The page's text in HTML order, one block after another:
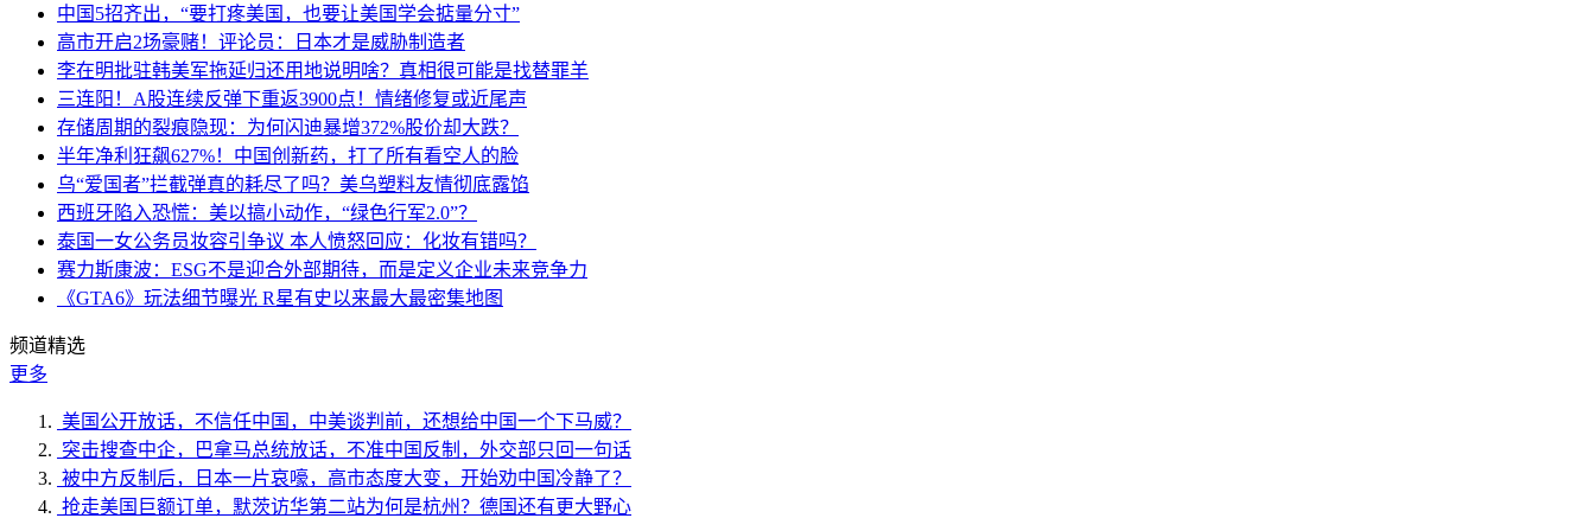
中国5招齐出，“要打疼美国，也要让美国学会掂量分寸”
高市开启2场豪赌！评论员：日本才是威胁制造者
李在明批驻韩美军拖延归还用地说明啥？真相很可能是找替罪羊
三连阳！A股连续反弹下重返3900点！情绪修复或近尾声
存储周期的裂痕隐现：为何闪迪暴增372%股价却大跌？
半年净利狂飙627%！中国创新药，打了所有看空人的脸
乌“爱国者”拦截弹真的耗尽了吗？美乌塑料友情彻底露馅
西班牙陷入恐慌：美以搞小动作，“绿色行军2.0”？
泰国一女公务员妆容引争议 本人愤怒回应：化妆有错吗？
赛力斯康波：ESG不是迎合外部期待，而是定义企业未来竞争力
《GTA6》玩法细节曝光 R星有史以来最大最密集地图
频道精选
更多
美国公开放话，不信任中国，中美谈判前，还想给中国一个下马威？
突击搜查中企，巴拿马总统放话，不准中国反制，外交部只回一句话
被中方反制后，日本一片哀嚎，高市态度大变，开始劝中国冷静了？
抢走美国巨额订单，默茨访华第二站为何是杭州？德国还有更大野心